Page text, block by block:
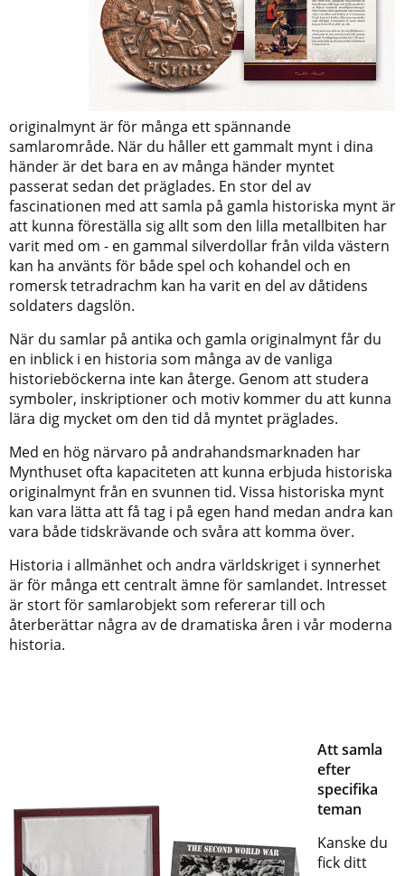
originalmynt är för många ett spännande
samlarområde. När du håller ett gammalt mynt i dina
händer är det bara en av många händer myntet
passerat sedan det präglades. En stor del av
fascinationen med att samla på gamla historiska mynt är
att kunna föreställa sig allt som den lilla metallbiten har
varit med om - en gammal silverdollar från vilda västern
kan ha använts för både spel och kohandel och en
romersk tetradrachm kan ha varit en del av dåtidens
soldaters dagslön.
När du samlar på antika och gamla originalmynt får du
en inblick i en historia som många av de vanliga
historieböckerna inte kan återge. Genom att studera
symboler, inskriptioner och motiv kommer du att kunna
lära dig mycket om den tid då myntet präglades.
Med en hög närvaro på andrahandsmarknaden har
Mynthuset ofta kapaciteten att kunna erbjuda historiska
originalmynt från en svunnen tid. Vissa historiska mynt
kan vara lätta att få tag i på egen hand medan andra kan
vara både tidskrävande och svåra att komma över.
Historia i allmänhet och andra världskriget i synnerhet
är för många ett centralt ämne för samlandet. Intresset
är stort för samlarobjekt som refererar till och
återberättar några av de dramatiska åren i vår moderna
historia.
Att samla
efter
specifika
teman
Kanske du
fick ditt